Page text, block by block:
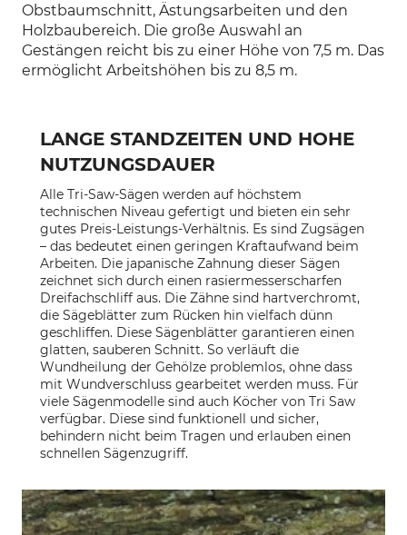
Obstbaumschnitt, Ästungsarbeiten und den
Holzbaubereich. Die große Auswahl an
Gestängen reicht bis zu einer Höhe von 7,5 m. Das
ermöglicht Arbeitshöhen bis zu 8,5 m.
LANGE STANDZEITEN UND HOHE
NUTZUNGSDAUER
Alle Tri-Saw-Sägen werden auf höchstem
technischen Niveau gefertigt und bieten ein sehr
gutes Preis-Leistungs-Verhältnis. Es sind Zugsägen
– das bedeutet einen geringen Kraftaufwand beim
Arbeiten. Die japanische Zahnung dieser Sägen
zeichnet sich durch einen rasiermesserscharfen
Dreifachschliff aus. Die Zähne sind hartverchromt,
die Sägeblätter zum Rücken hin vielfach dünn
geschliffen. Diese Sägenblätter garantieren einen
glatten, sauberen Schnitt. So verläuft die
Wundheilung der Gehölze problemlos, ohne dass
mit Wundverschluss gearbeitet werden muss. Für
viele Sägenmodelle sind auch Köcher von Tri Saw
verfügbar. Diese sind funktionell und sicher,
behindern nicht beim Tragen und erlauben einen
schnellen Sägenzugriff.